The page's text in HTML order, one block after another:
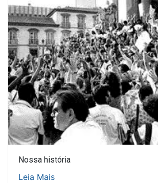
Nossa história
Leia Mais